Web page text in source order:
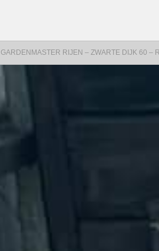
GARDENMASTER RIJEN – ZWARTE DIJK 60 –